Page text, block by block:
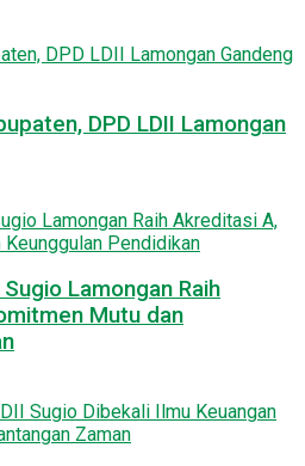
DPD LDII Lamongan
Lamongan Raih
Mutu dan